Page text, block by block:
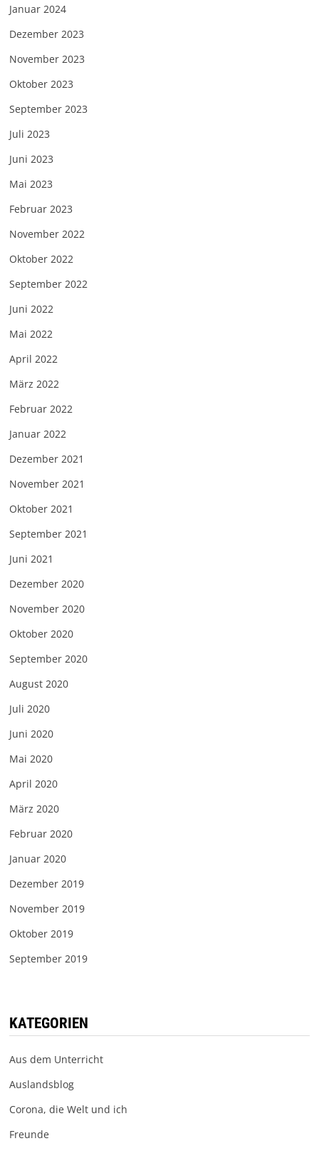
Januar 2024
Dezember 2023
November 2023
Oktober 2023
September 2023
Juli 2023
Juni 2023
Mai 2023
Februar 2023
November 2022
Oktober 2022
September 2022
Juni 2022
Mai 2022
April 2022
März 2022
Februar 2022
Januar 2022
Dezember 2021
November 2021
Oktober 2021
September 2021
Juni 2021
Dezember 2020
November 2020
Oktober 2020
September 2020
August 2020
Juli 2020
Juni 2020
Mai 2020
April 2020
März 2020
Februar 2020
Januar 2020
Dezember 2019
November 2019
Oktober 2019
September 2019
KATEGORIEN
Aus dem Unterricht
Auslandsblog
Corona, die Welt und ich
Freunde